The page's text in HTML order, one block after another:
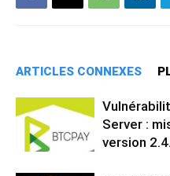
ARTICLES CONNEXES
Server :
version